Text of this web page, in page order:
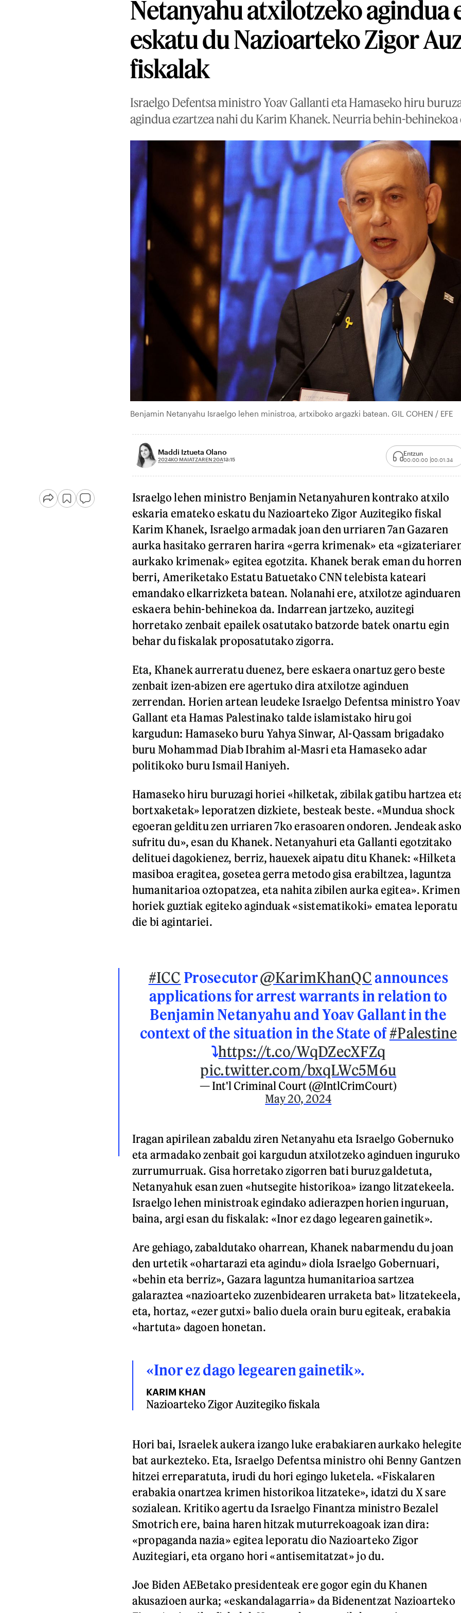
Netanyahu atxilotzeko agindua
eskatu du Nazioarteko Zigor
fiskalak
Israelgo Defentsa ministro Yoav Gallanti eta Hamaseko hiru
agindua ezartzea nahi du Karim Khanek. Neurria behin-behinekoa
Benjamin Netanyahu Israelgo lehen ministroa, artxiboko argazki batean. GIL COHEN / EFE
Maddi Iztueta Olano
2024KO MAIATZAREN 20A13:15
Entzun
00:00:00 00:01:34
Israelgo lehen ministro Benjamin Netanyahuren kontrako atxilo
eskaria emateko eskatu du Nazioarteko Zigor Auzitegiko fiskal
Karim Khanek, Israelgo armadak joan den urriaren 7an Gazaren
aurka hasitako gerraren harira «gerra krimenak» eta
aurkako krimenak» egitea egotzita. Khanek berak eman du
berri, Ameriketako Estatu Batuetako CNN telebista kateari
emandako elkarrizketa batean. Nolanahi ere, atxilotze aginduaren
eskaera behin-behinekoa da. Indarrean jartzeko, auzitegi
horretako zenbait epailek osatutako batzorde batek onartu egin
behar du fiskalak proposatutako zigorra.
Eta, Khanek aurreratu duenez, bere eskaera onartuz gero beste
zenbait izen-abizen ere agertuko dira atxilotze aginduen
zerrendan. Horien artean leudeke Israelgo Defentsa ministro Yoav
Gallant eta Hamas Palestinako talde islamistako hiru goi
kargudun: Hamaseko buru Yahya Sinwar, Al-Qassam brigadako
buru Mohammad Diab Ibrahim al-Masri eta Hamaseko adar
politikoko buru Ismail Haniyeh.
Hamaseko hiru buruzagi horiei «hilketak, zibilak gatibu hartzea
bortxaketak» leporatzen dizkiete, besteak beste. «Mundua shock
egoeran gelditu zen urriaren 7ko erasoaren ondoren. Jendeak
sufritu du», esan du Khanek. Netanyahuri eta Gallanti egotzitako
delituei dagokienez, berriz, hauexek aipatu ditu Khanek: «Hilketa
masiboa eragitea, gosetea gerra metodo gisa erabiltzea, laguntza
humanitarioa oztopatzea, eta nahita zibilen aurka egitea». Krimen
horiek guztiak egiteko aginduak «sistematikoki» ematea leporatu
die bi agintariei.
#ICC Prosecutor@KarimKhanQC announces
applications for arrest warrants in relation to
Benjamin Netanyahu and Yoav Gallant in the
context of the situation in the State of#Palestine
⤵️https://t.co/WqDZecXFZq
pic.twitter.com/bxqLWc5M6u
— Int'l Criminal Court (@IntlCrimCourt)
May 20, 2024
Iragan apirilean zabaldu ziren Netanyahu eta Israelgo Gobernuko
eta armadako zenbait goi kargudun atxilotzeko aginduen inguruko
zurrumurruak. Gisa horretako zigorren bati buruz galdetuta,
Netanyahuk esan zuen «hutsegite historikoa» izango litzatekeela.
Israelgo lehen ministroak egindako adierazpen horien inguruan,
baina, argi esan du fiskalak: «Inor ez dago legearen gainetik».
Are gehiago, zabaldutako oharrean, Khanek nabarmendu du joan
den urtetik «ohartarazi eta agindu» diola Israelgo Gobernuari,
«behin eta berriz», Gazara laguntza humanitarioa sartzea
galaraztea «nazioarteko zuzenbidearen urraketa bat» litzatekeela,
eta, hortaz, «ezer gutxi» balio duela orain buru egiteak, erabakia
«hartuta» dagoen honetan.
«Inor ez dago legearen gainetik».
KARIM KHAN
Nazioarteko Zigor Auzitegiko fiskala
Hori bai, Israelek aukera izango luke erabakiaren aurkako
bat aurkezteko. Eta, Israelgo Defentsa ministro ohi Benny Gantzen
hitzei erreparatuta, irudi du hori egingo luketela. «Fiskalaren
erabakia onartzea krimen historikoa litzateke», idatzi du X sare
sozialean. Kritiko agertu da Israelgo Finantza ministro Bezalel
Smotrich ere, baina haren hitzak muturrekoagoak izan dira:
«propaganda nazia» egitea leporatu dio Nazioarteko Zigor
Auzitegiari, eta organo hori «antisemitatzat» jo du.
Joe Biden AEBetako presidenteak ere gogor egin du Khanen
akusazioen aurka; «eskandalagarria» da Bidenentzat Nazioarteko